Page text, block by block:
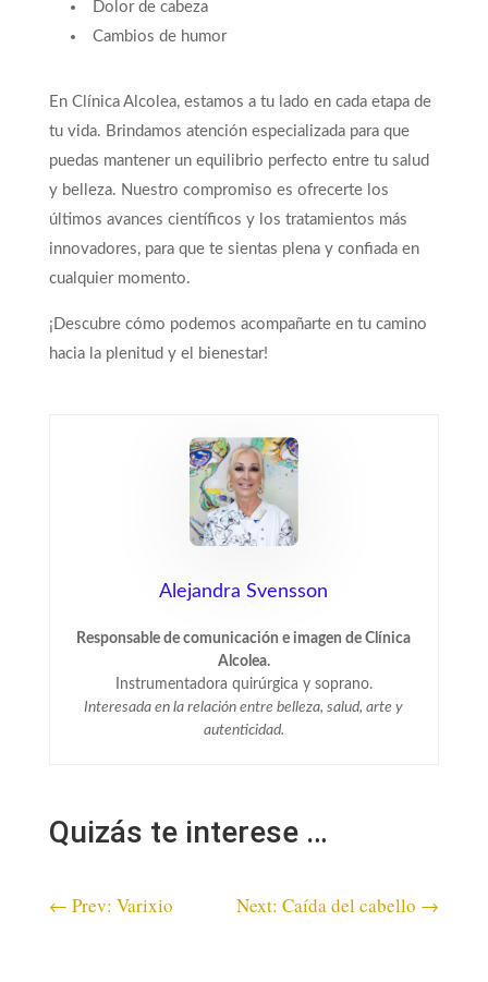
Dolor de cabeza
Cambios de humor
En Clínica Alcolea, estamos a tu lado en cada etapa de
tu vida. Brindamos atención especializada para que
puedas mantener un equilibrio perfecto entre tu salud
y belleza. Nuestro compromiso es ofrecerte los
últimos avances científicos y los tratamientos más
innovadores, para que te sientas plena y confiada en
cualquier momento.
¡Descubre cómo podemos acompañarte en tu camino
hacia la plenitud y el bienestar!
Alejandra Svensson
Responsable de comunicación e imagen de Clínica
Alcolea.
Instrumentadora quirúrgica y soprano.
Interesada en la relación entre belleza, salud, arte y
autenticidad.
Quizás te interese …
← Prev: Varixio Next: Caída del cabello →